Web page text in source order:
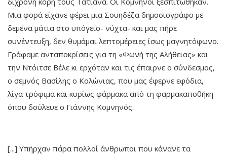
Μια φορά είχανε φέρει μια Σουηδέζα δημοσιογράφο με
δεμένα μάτια στο υπόγειο- νύχτα- και μας πήρε
συνέντευξη, δεν θυμάμαι λεπτομέρειες ίσως μαγνητόφωνο.
Γράφαμε ανταποκρίσεις για τη «Φωνή της Αλήθειας» και
την Ντόιτσε Βέλε κι ερχόταν και τις έπαιρνε ο σύνδεσμος,
ο σεμνός Βασίλης ο Κολώνιας, που μας έφερνε εφόδια,
λίγα τρόφιμα και κυρίως φάρμακα από τη φαρμακαποθήκη
όπου δούλευε ο Γιάννης Κομνηνός.
[...] Υπήρχαν πάρα πολλοί άνθρωποι που κάνανε τα